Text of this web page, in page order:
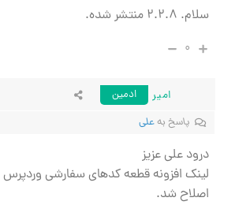
سلام. ۲.۲.۸ منتشر شده.
۰
امیر
ادمین
پاسخ بهعلی
درود علی عزیز
اصلاح شد.